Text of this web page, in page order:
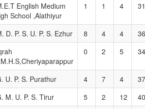
English Medium
School ,Alathiyur
1 1 4 31
D. P. S. U. P. S. Ezhur 8 4 4
36
0 2 5 34
U. P. S. Purathur 4 7 4
37
M. U. P. S. Tirur 5 2 12
40